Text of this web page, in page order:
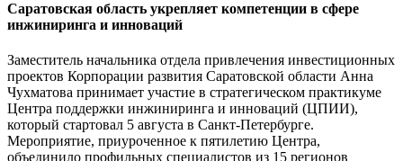
Саратовская область укрепляет компетенции в сфере
инжиниринга и инноваций
Заместитель начальника отдела привлечения инвестиционных
проектов Корпорации развития Саратовской области Анна
Чухматова принимает участие в стратегическом практикуме
Центра поддержки инжиниринга и инноваций (ЦПИИ),
который стартовал 5 августа в Санкт-Петербурге.
Мероприятие, приуроченное к пятилетию Центра,
объединило профильных специалистов из 15 регионов